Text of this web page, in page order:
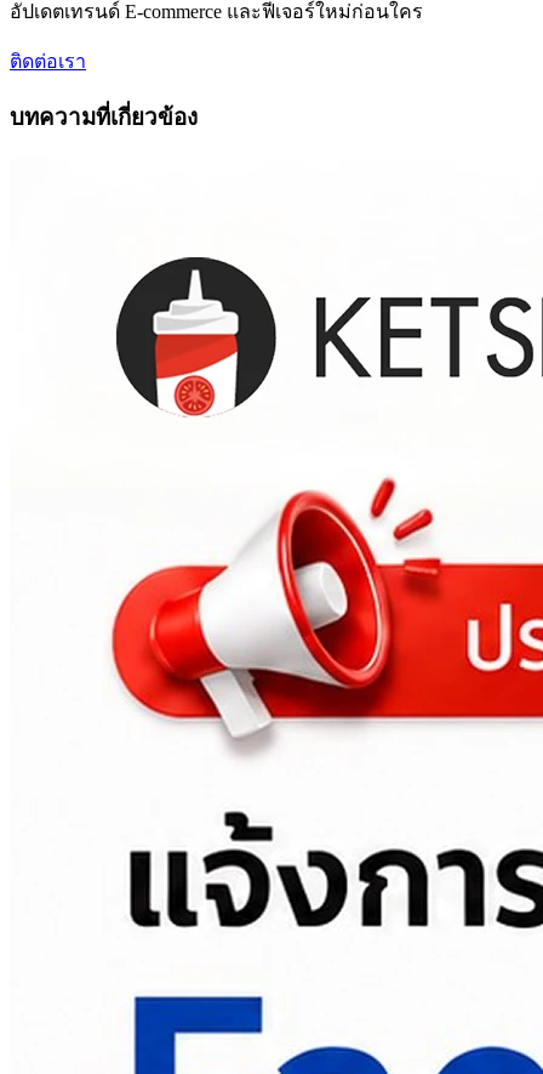
อัปเดตเทรนด์ E-commerce และฟีเจอร์ใหม่ก่อนใคร
ติดต่อเรา
บทความที่เกี่ยวข้อง